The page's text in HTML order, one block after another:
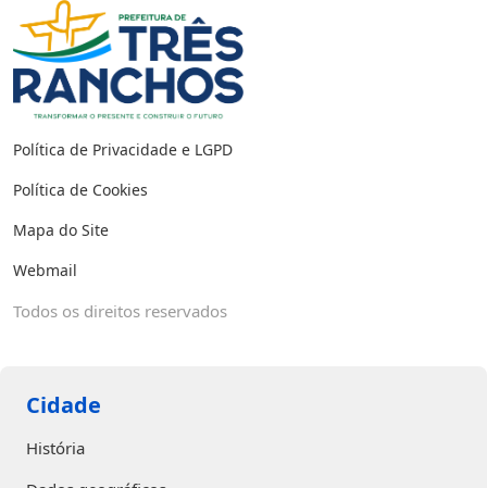
Política de Privacidade e LGPD
Política de Cookies
Mapa do Site
Webmail
Todos os direitos reservados
Cidade
História